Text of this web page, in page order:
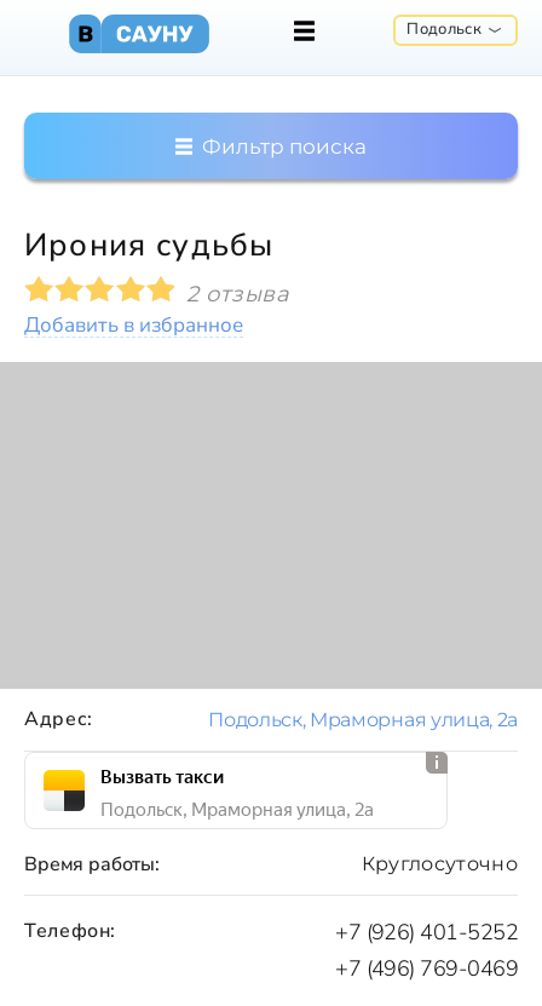
Подольск
Фильтр поиска
Ирония судьбы
2 отзыва
Добавить в избранное
Время работы: Круглосуточно
Телефон:
+7 (926) 401-5252
+7 (496) 769-0469
Адрес: Подольск, Мраморная улица, 2а
Вызвать такси
Подольск, Мраморная улица, 2а